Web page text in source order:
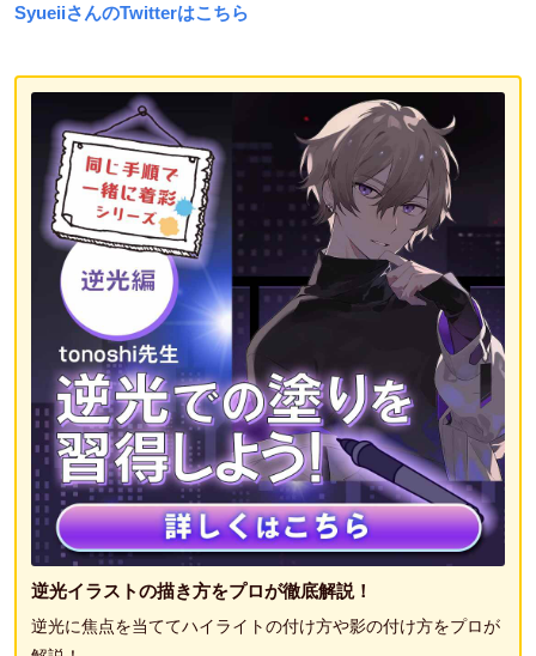
SyueiiさんのTwitterはこちら
逆光イラストの描き方をプロが徹底解説！
逆光に焦点を当ててハイライトの付け方や影の付け方をプロが